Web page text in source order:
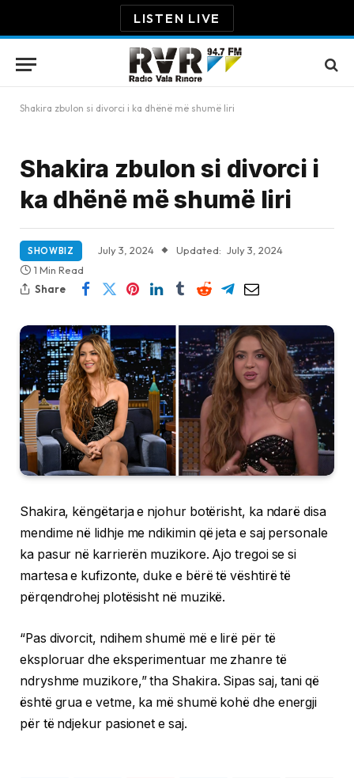
LISTEN LIVE
Shakira zbulon si divorci i ka dhënë më shumë liri
Shakira zbulon si divorci i
ka dhënë më shumë liri
SHOWBIZ July 3, 2024 Updated: July 3, 2024
1 Min Read
Share
Shakira, këngëtarja e njohur botërisht, ka ndarë disa
mendime në lidhje me ndikimin që jeta e saj personale
ka pasur në karrierën muzikore. Ajo tregoi se si
martesa e kufizonte, duke e bërë të vështirë të
përqendrohej plotësisht në muzikë.
“Pas divorcit, ndihem shumë më e lirë për të
eksploruar dhe eksperimentuar me zhanre të
ndryshme muzikore,” tha Shakira. Sipas saj, tani që
është grua e vetme, ka më shumë kohë dhe energji
për të ndjekur pasionet e saj.